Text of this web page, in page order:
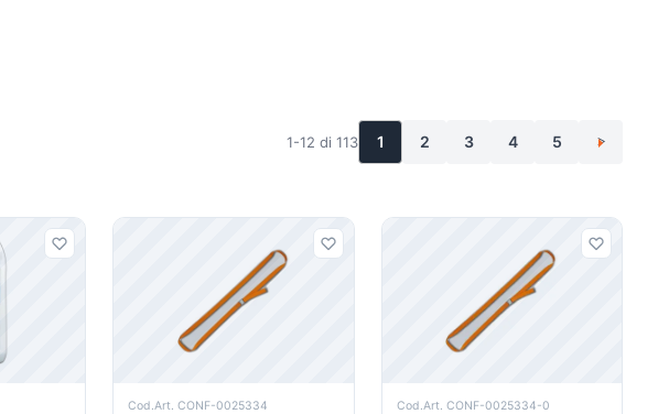
1-12 di 113 1 2 3 4 5 >
Cod.Art. CONF-0025334 Cod.Art. CONF-0025334-0